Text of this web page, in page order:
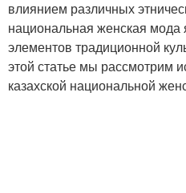
влиянием различных
национальная женская мода
элементов традиционной
этой статье мы рассмотрим
казахской национальной